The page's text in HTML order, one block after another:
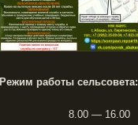
Режим работы сельсовета:
8.00 — 16.00